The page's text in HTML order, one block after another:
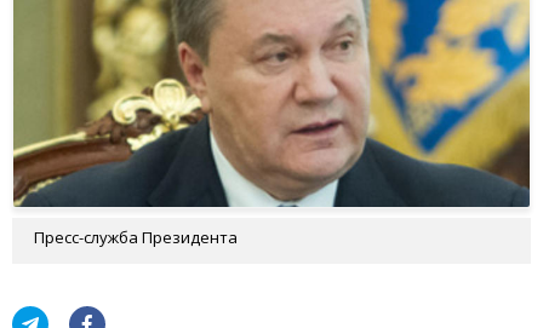
Пресс-служба Президента